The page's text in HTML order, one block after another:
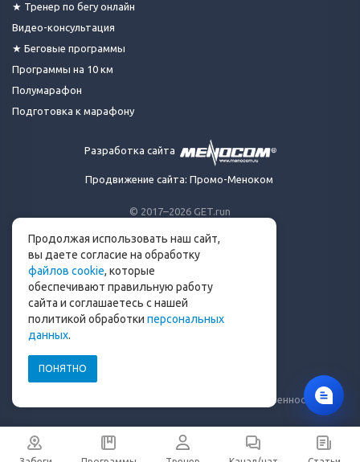
© 2017–2026 GET.run
Сделано с ❤ бегунами
для бегунов
Телеграм-канал Get.run
Беговой чат в Телеграм
info@get.run
Уведомление о рисках и ограничение ответственности
★ Тренер по бегу онлайн
Видео-консультация
★ Беговые программы
Программы на 10 км
Полумарафон
Подготовка к марафону
Разработка сайта
Продвижение сайта: Промо-Меноком
Продолжая использовать наш сайт,
вы даете согласие на обработку
файлов cookie, которые
обеспечивают правильную работу
сайта и соглашаетесь с нашей
политикой обработки персональных
данных.
ПОНЯТНО